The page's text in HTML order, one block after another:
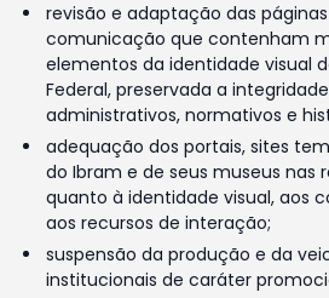
revisão e adaptação das
comunicação que contenham
elementos da identidade visual
Federal, preservada a
administrativos, normativos e
adequação dos portais, sites
do Ibram e de seus museus nas
quanto à identidade visual, aos
aos recursos de interação;
suspensão da produção e da
institucionais de caráter